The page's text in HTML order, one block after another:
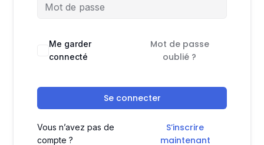
Me garder
connecté
Mot de passe
oublié ?
Se connecter
Vous n’avez pas de
compte ?
S’inscrire
maintenant